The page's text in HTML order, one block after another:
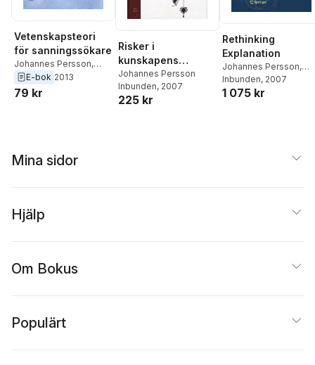
Vetenskapsteori
för sanningssökare
Johannes Persson,
Nils-Eric Sahlin
E-bok 2013
79 kr
Risker i
kunskapens
mellanrum : en
studie i tre delar
(positioner,
Johannes Persson
Inbunden, 2007
225 kr
Rethinking
Explanation
Johannes Persson,
Petri Ylikoski
Inbunden, 2007
1 075 kr
Mina sidor
Hjälp
Om Bokus
Populärt